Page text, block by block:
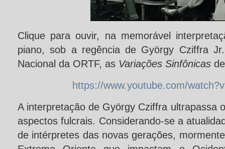
Clique para ouvir, na memorável
piano, sob a regência de György Cziffra
Nacional da ORTF, as Variações Sinfônicas
https://www.youtube.com/
A interpretação de György Cziffra ultrapassa
aspectos fulcrais. Considerando-se a
de intérpretes das novas gerações,